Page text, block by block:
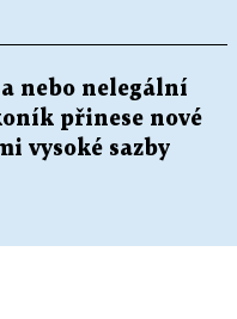
nebo nelegální
přinese nové
vysoké sazby